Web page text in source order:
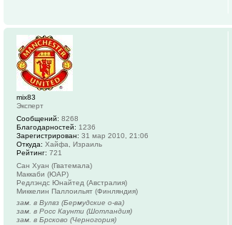
mix83
Эксперт
Сообщений: 8268
Благодарностей: 1236
Зарегистрирован: 31 мар 2010, 21:06
Откуда: Хайфа, Израиль
Рейтинг: 721
Сан Хуан (Гватемала)
Маккаби (ЮАР)
Редлэндс Юнайтед (Австралия)
Миккелин Паллоильят (Финляндия)
зам. в Вулвз (Бермудские о-ва)
зам. в Росс Каунти (Шотландия)
зам. в Брсково (Черногория)